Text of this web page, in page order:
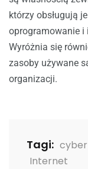
którzy obsługują
oprogramowanie i
Wyróżnia się
zasoby używane
organizacji.
Tagi:
Internet